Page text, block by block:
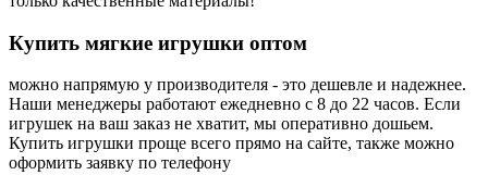
Купить мягкие игрушки оптом
можно напрямую у производителя - это дешевле и надежнее.
Наши менеджеры работают ежедневно с 8 до 22 часов. Если
игрушек на ваш заказ не хватит, мы оперативно дошьем.
Купить игрушки проще всего прямо на сайте, также можно
оформить заявку по телефону